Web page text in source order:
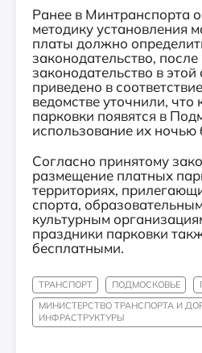
Ранее в Минтранспорта
методику установления
платы должно
законодательство,
законодательство в
приведено в
ведомстве уточнили, что
парковки появятся в
использование их ночью
Согласно принятому
размещение платных
территориях,
спорта,
культурным
праздники парковки
бесплатными.
ТРАНСПОРТ ПОДМОСКОВЬЕ
МИНИСТЕРСТВО ТРАНСПОРТА И
ИНФРАСТРУКТУРЫ